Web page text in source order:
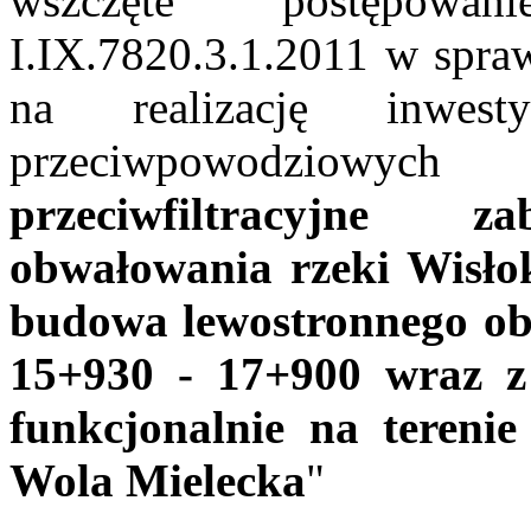
I.IX.7820.3.1.2011 w
na realizację
przeciwfiltracyjne
obwałowania rzeki
budowa lewostronnego
15+930 - 17+900 wraz
funkcjonalnie na terenie
Wola Mielecka"